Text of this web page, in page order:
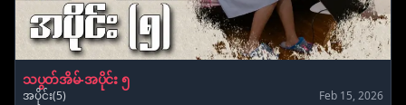
သပွတ်အိမ်-အပိုင်း ၅
အပိုင်း(5) Feb 15, 2026